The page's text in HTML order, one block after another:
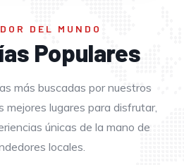
DEL MUNDO
Populares
más buscadas por nuestros
mejores lugares para disfrutar,
únicas de la mano de
locales.